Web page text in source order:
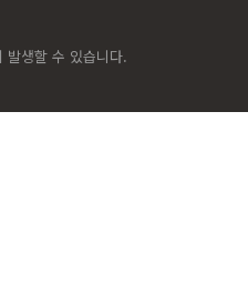
발생할 수 있습니다.